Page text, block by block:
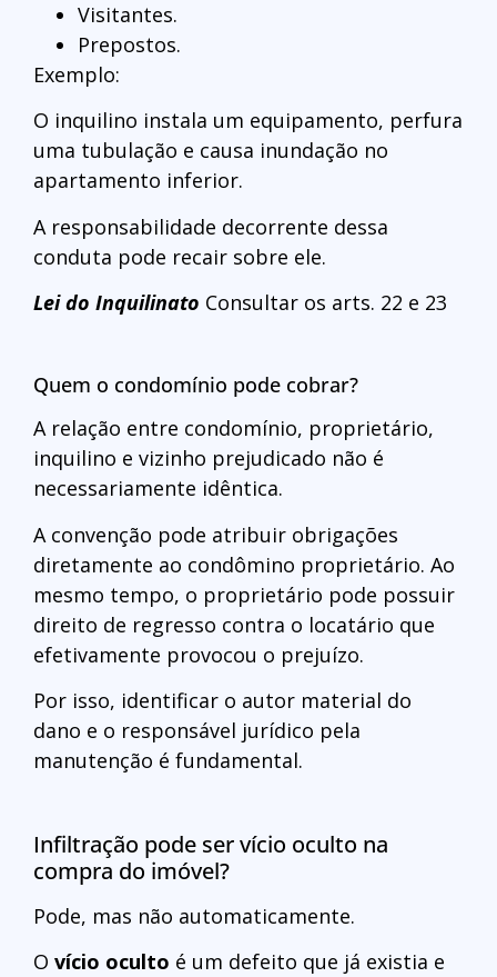
Visitantes.
Prepostos.
Exemplo:
O inquilino instala um equipamento, perfura
uma tubulação e causa inundação no
apartamento inferior.
A responsabilidade decorrente dessa
conduta pode recair sobre ele.
Lei do Inquilinato Consultar os arts. 22 e 23
Quem o condomínio pode cobrar?
A relação entre condomínio, proprietário,
inquilino e vizinho prejudicado não é
necessariamente idêntica.
A convenção pode atribuir obrigações
diretamente ao condômino proprietário. Ao
mesmo tempo, o proprietário pode possuir
direito de regresso contra o locatário que
efetivamente provocou o prejuízo.
Por isso, identificar o autor material do
dano e o responsável jurídico pela
manutenção é fundamental.
Infiltração pode ser vício oculto na
compra do imóvel?
Pode, mas não automaticamente.
O vício oculto é um defeito que já existia e